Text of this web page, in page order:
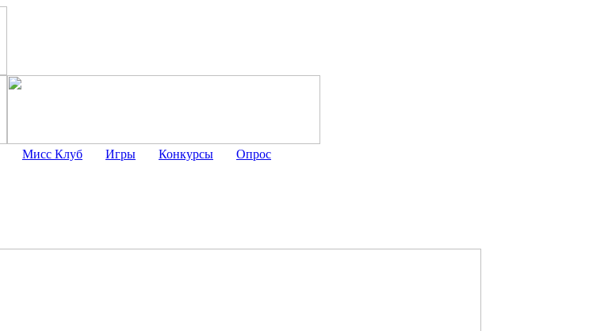
Мисс Клуб Игры Конкурсы
Опрос